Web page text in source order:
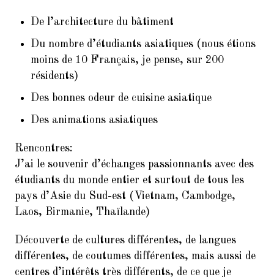
De l’architecture du bâtiment
Du nombre d’étudiants asiatiques (nous étions
moins de 10 Français, je pense, sur 200
résidents)
Des bonnes odeur de cuisine asiatique
Des animations asiatiques
Rencontres:
J’ai le souvenir d’échanges passionnants avec des
étudiants du monde entier et surtout de tous les
pays d’Asie du Sud-est (Vietnam, Cambodge,
Laos, Birmanie, Thaïlande)
Découverte de cultures différentes, de langues
différentes, de coutumes différentes, mais aussi de
centres d’intérêts très différents, de ce que je